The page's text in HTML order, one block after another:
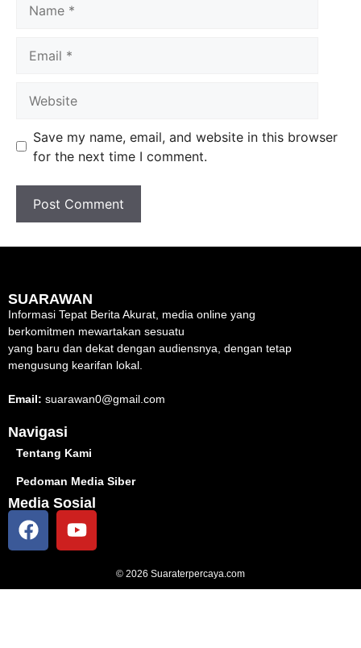
Save my name, email, and website in this browser
for the next time I comment.
SUARAWAN
Informasi Tepat Berita Akurat, media online yang
berkomitmen mewartakan sesuatu
yang baru dan dekat dengan audiensnya, dengan tetap
mengusung kearifan lokal.
Email: suarawan0@gmail.com
Navigasi
Tentang Kami
Pedoman Media Siber
Media Sosial
© 2026 Suaraterpercaya.com